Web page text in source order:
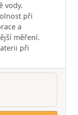
vody.
při
a
měření.
při